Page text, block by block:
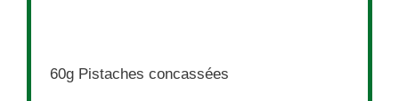
60g Pistaches concassées